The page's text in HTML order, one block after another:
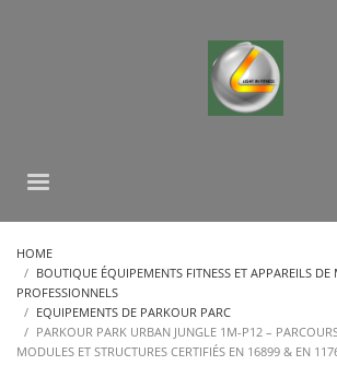
HOME
BOUTIQUE ÉQUIPEMENTS FITNESS ET APPAREILS
PROFESSIONNELS
EQUIPEMENTS DE PARKOUR PARC
PARKOUR PARK URBAN JUNGLE 1M-P12 –
MODULES ET STRUCTURES CERTIFIÉS EN 16899 & EN